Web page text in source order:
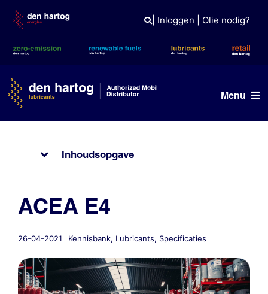
content
| Inloggen Olie nodig?
Menu
Producten
Kennisbank
Inhoudsopgave
ACEA E4
26-04-2021 Kennisbank, Lubricants, Specificaties